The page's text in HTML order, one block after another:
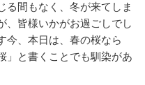
る間もなく、冬が来てしま
、皆様いかがお過ごしでし
今、本日は、春の桜なら
」と書くことでも馴染があ